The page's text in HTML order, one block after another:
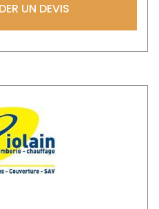
UN DEVIS